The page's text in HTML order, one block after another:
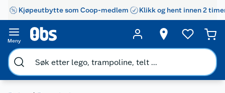
Kjøpeutbytte som Coop-medlem Klikk og hent innen 2
Meny